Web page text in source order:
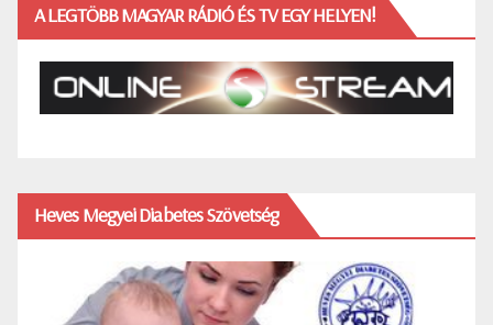
A LEGTÖBB MAGYAR RÁDIÓ ÉS TV EGY HELYEN!
Heves Megyei Diabetes Szövetség